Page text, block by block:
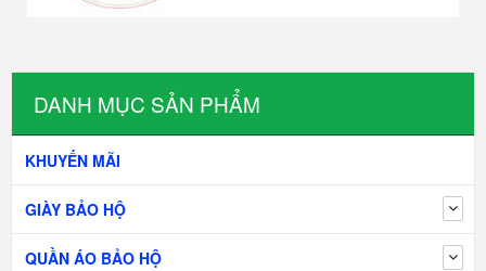
DANH MỤC SẢN PHẨM
KHUYẾN MÃI
GIÀY BẢO HỘ
QUẦN ÁO BẢO HỘ